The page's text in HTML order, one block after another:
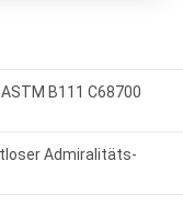
B111 C68700
Admiralitäts-